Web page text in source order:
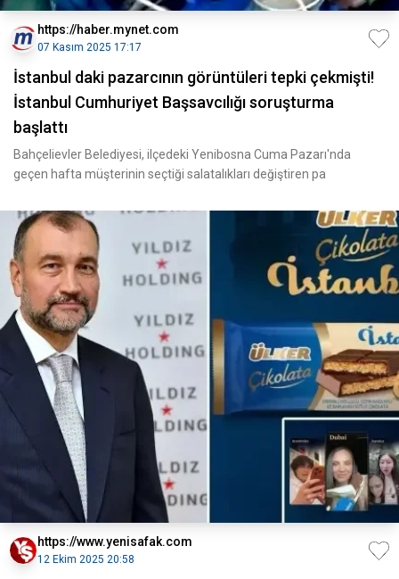
https://haber.mynet.com
07 Kasım 2025 17:17
İstanbul daki pazarcının görüntüleri tepki çekmişti!
İstanbul Cumhuriyet Başsavcılığı soruşturma
başlattı
Bahçelievler Belediyesi, ilçedeki Yenibosna Cuma Pazarı'nda
geçen hafta müşterinin seçtiği salatalıkları değiştiren pa
https://www.yenisafak.com
12 Ekim 2025 20:58